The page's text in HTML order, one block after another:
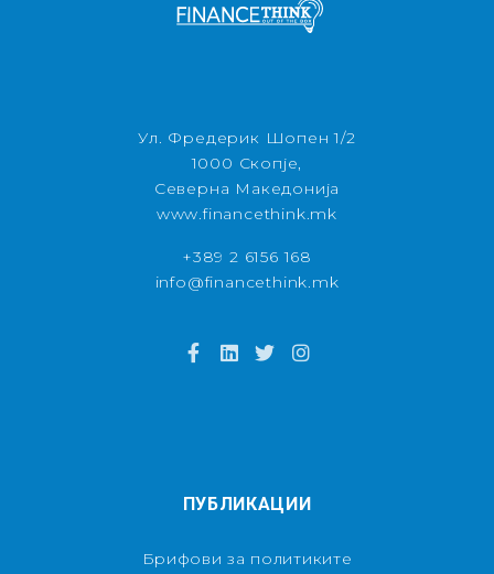
Ул. Фредерик Шопен 1/2
1000 Скопје,
Северна Македонија
www.financethink.mk
+389 2 6156 168
info@financethink.mk
ПУБЛИКАЦИИ
Брифови за политиките